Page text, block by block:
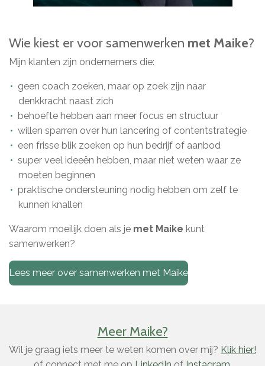
Wie kiest er voor samenwerken met Maike?
Mijn klanten zijn ondernemers die:
geen coach zoeken, maar op zoek zijn naar
denkkracht naast zich
behoefte hebben aan meer focus en structuur
willen sparren over hun lancering of contentstrategie
een frisse blik zoeken op hun bedrijf of aanbod
super veel ideeën hebben, maar niet weten waar ze
moeten beginnen
praktische ondersteuning nodig hebben om zelf te
kunnen knallen
Waarom moeilijk doen als je met Maike kunt
samenwerken?
Lees meer over samenwerken met Maike
Meer Maike?
Wil je graag iets meer te weten komen over mij? Klik hier!